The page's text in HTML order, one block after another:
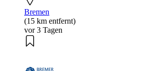
Bremen
(15 km entfernt)
vor 3 Tagen